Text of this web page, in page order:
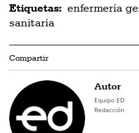
Etiquetas: enfermeria
sanitaria
Compartir
Autor
Equipo ED
Redacción